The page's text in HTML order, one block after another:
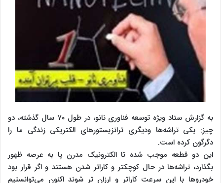
به گزارش ستاد ویژه توسعه فناوری نانو، در طول ۷۰ سال گذشته، دو
چیز: یکی تراشه‌ها ودیگری ترانزیستورهای الکتریکی زندگی ما را
دگرگون کرده است.
این دو قطعه موجب شده تا الکترونیک مدرن پا به عرصه ظهور
بگذارد، تراشه‌ها در حال کوچکتر و کاراتر شدن هستند و اگر قرار بود
خودروها با این سرعت کاراتر و ارزان تر شوند اکنون می‌توانستیم